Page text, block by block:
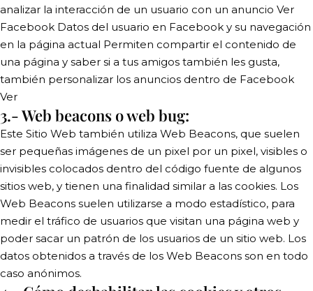
analizar la interacción de un usuario con un anuncio Ver
Facebook Datos del usuario en Facebook y su navegación
en la página actual Permiten compartir el contenido de
una página y saber si a tus amigos también les gusta,
también personalizar los anuncios dentro de Facebook
Ver
3.- Web beacons o web bug:
Este Sitio Web también utiliza Web Beacons, que suelen
ser pequeñas imágenes de un pixel por un pixel, visibles o
invisibles colocados dentro del código fuente de algunos
sitios web, y tienen una finalidad similar a las cookies. Los
Web Beacons suelen utilizarse a modo estadístico, para
medir el tráfico de usuarios que visitan una página web y
poder sacar un patrón de los usuarios de un sitio web. Los
datos obtenidos a través de los Web Beacons son en todo
caso anónimos.